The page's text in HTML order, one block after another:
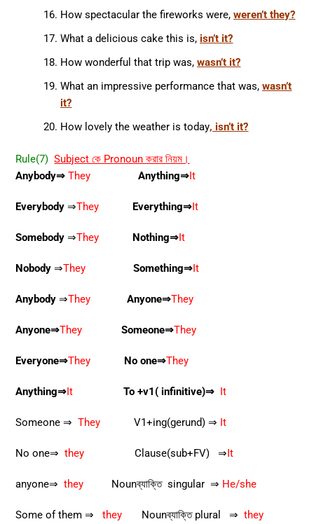
How spectacular the fireworks were,weren’t they?
What a delicious cake this is, isn’t it?
How wonderful that trip was,wasn’t it?
What an impressive performance that was,wasn’t
it?
How lovely the weather is today, isn’t it?
Rule(7)Subject কে Pronoun করার নিয়ম।
Anybody⇒ They Anything⇒It
Everybody ⇒They Everything⇒It
Somebody ⇒They Nothing⇒It
Nobody ⇒They Something⇒It
Anybody ⇒They Anyone⇒They
Anyone⇒They Someone⇒They
Everyone⇒They No one⇒They
Anything⇒It To +v1( infinitive)⇒ It
Someone ⇒ They V1+ing(gerund) ⇒ It
No one⇒ they Clause(sub+FV) ⇒It
anyone⇒they Nounব্যাক্তি singular ⇒ He/she
Some of them ⇒they Nounব্যাক্তি plural ⇒they